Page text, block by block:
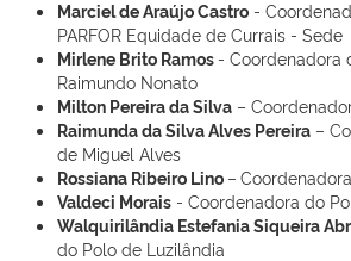
Marciel de Araújo Castro -
PARFOR Equidade de Currais - Sede
Mirlene Brito Ramos - Coordenadora
Raimundo Nonato
Milton Pereira da Silva –
Raimunda da Silva Alves Pereira –
de Miguel Alves
Rossiana Ribeiro Lino –
Valdeci Morais - Coordenadora do
Walquirilândia Estefania Siqueira
do Polo de Luzilândia